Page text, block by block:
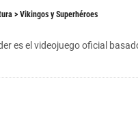
> Vikingos y Superhéroes
es el videojuego oficial